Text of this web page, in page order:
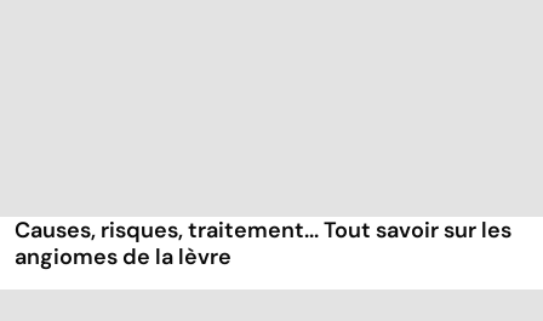
Causes, risques, traitement... Tout savoir sur les
angiomes de la lèvre